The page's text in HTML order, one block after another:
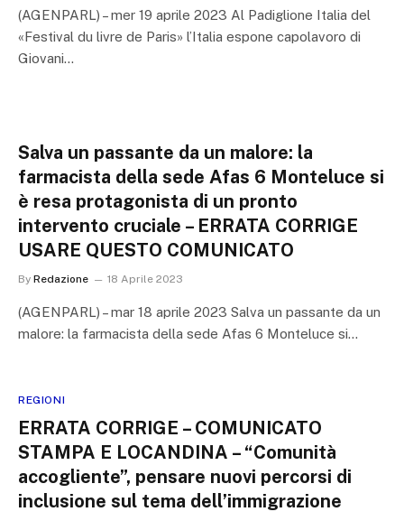
(AGENPARL) – mer 19 aprile 2023 Al Padiglione Italia del
«Festival du livre de Paris» l’Italia espone capolavoro di
Giovani…
Salva un passante da un malore: la
farmacista della sede Afas 6 Monteluce si
è resa protagonista di un pronto
intervento cruciale – ERRATA CORRIGE
USARE QUESTO COMUNICATO
By Redazione 18 Aprile 2023
(AGENPARL) – mar 18 aprile 2023 Salva un passante da un
malore: la farmacista della sede Afas 6 Monteluce si…
REGIONI
ERRATA CORRIGE – COMUNICATO
STAMPA E LOCANDINA – “Comunità
accogliente”, pensare nuovi percorsi di
inclusione sul tema dell’immigrazione